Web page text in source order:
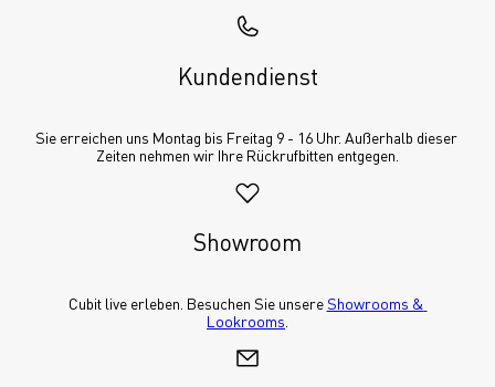
Kundendienst
Sie erreichen uns Montag bis Freitag 9 - 16 Uhr. Außerhalb dieser
Zeiten nehmen wir Ihre Rückrufbitten entgegen.
Showroom
Cubit live erleben. Besuchen Sie unsere Showrooms &
Lookrooms